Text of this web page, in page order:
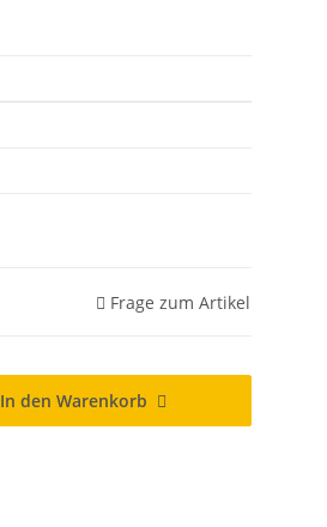
Frage zum Artikel
In den Warenkorb